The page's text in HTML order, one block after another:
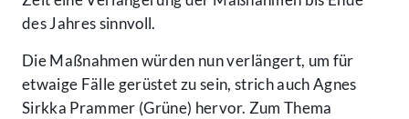
des Jahres sinnvoll.
Die Maßnahmen würden nun verlängert, um für
etwaige Fälle gerüstet zu sein, strich auch Agnes
Sirkka Prammer (Grüne) hervor. Zum Thema